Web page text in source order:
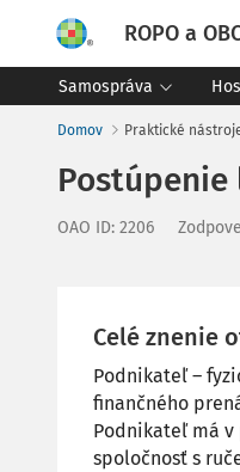
ROPO a
Samospráva
Domov Praktické
Postúpenie
OAO ID: 2206
Celé znenie
Podnikateľ –
finančného
Podnikateľ má
spoločnosť s